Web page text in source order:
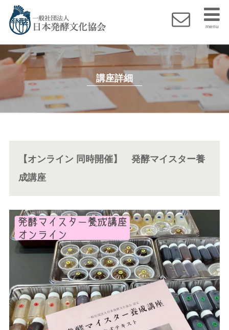
menu
講座詳細
【オンライン 同時開催】 発酵マイスター養
成講座